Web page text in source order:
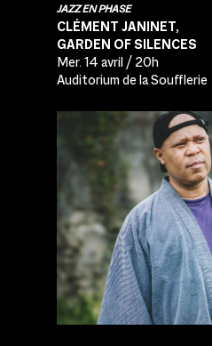
JAZZ EN PHASE
CLÉMENT JANINET,
GARDEN OF SILENCES
Mer. 14 avril / 20h
Auditorium de la Soufflerie